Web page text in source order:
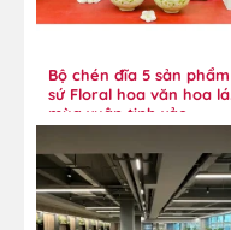
Bộ chén đĩa 5 sản phẩm
sứ Floral hoa văn hoa lá
mùa xuân tinh xảo